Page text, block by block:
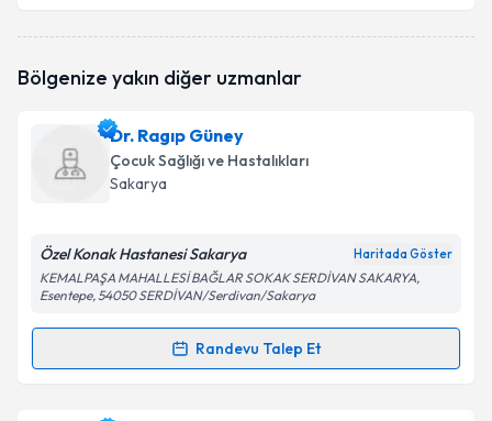
oluşturun. Size bu uzmandan randevu almanız için bir
E-posta Adresiniz
Kişisel verilerimin işlenmesine ilişkin
Aydınlatma
Metni'ni okudum ve kişisel verilerimin belirtilen
kapsamda işlenmesini kabul ediyorum.
Takvim Talebini Gönder
Bölgenize yakın diğer uzmanlar
Dr. Ragıp Güney
Çocuk Sağlığı ve Hastalıkları
Sakarya
Özel Konak Hastanesi Sakarya Haritada Göster
KEMALPAŞA MAHALLESİ BAĞLAR SOKAK SERDİVAN SAKARYA,
Esentepe, 54050 SERDİVAN/Serdivan/Sakarya
Randevu Talep Et
Randevu Takvimi Talebi